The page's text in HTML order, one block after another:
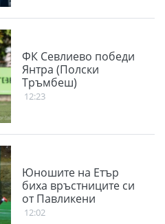
ФК Севлиево победи
Янтра (Полски
Тръмбеш)
12:23
Юношите на Етър
биха връстниците си
от Павликени
12:02